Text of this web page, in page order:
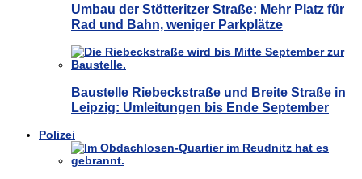
Umbau der Stötteritzer Straße: Mehr Platz für
Rad und Bahn, weniger Parkplätze
Baustelle Riebeckstraße und Breite Straße in
Leipzig: Umleitungen bis Ende September
Polizei